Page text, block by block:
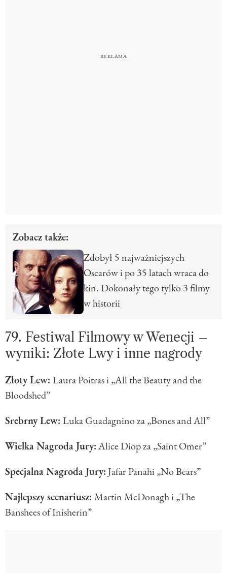
Zobacz także:
Zdobył 5 najważniejszych
Oscarów i po 35 latach wraca do
kin. Dokonały tego tylko 3 filmy
w historii
79. Festiwal Filmowy w Wenecji –
wyniki: Złote Lwy i inne nagrody
Złoty Lew: Laura Poitras i „All the Beauty and the
Bloodshed”
Srebrny Lew: Luka Guadagnino za „Bones and All”
Wielka Nagroda Jury:Alice Diop za „Saint Omer”
Specjalna Nagroda Jury:Jafar Panahi „No Bears”
Najlepszy scenariusz: Martin McDonagh i „The
Banshees of Inisherin”